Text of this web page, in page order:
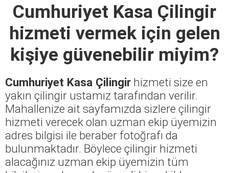
Cumhuriyet Kasa Çilingir
hizmeti vermek için gelen
kişiye güvenebilir miyim?
Cumhuriyet Kasa Çilingir hizmeti size en
yakın çilingir ustamız tarafından verilir.
Mahallenize ait sayfamızda sizlere çilingir
hizmeti verecek olan uzman ekip üyemizin
adres bilgisi ile beraber fotoğrafı da
bulunmaktadır. Böylece çilingir hizmeti
alacağınız uzman ekip üyemizin tüm